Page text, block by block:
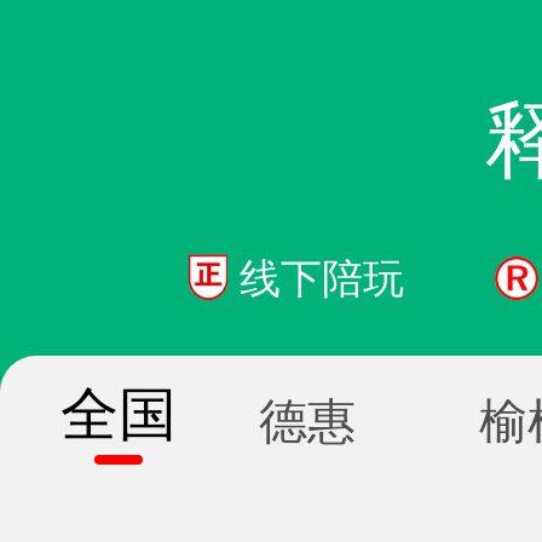
线下陪玩
全国 德惠 榆